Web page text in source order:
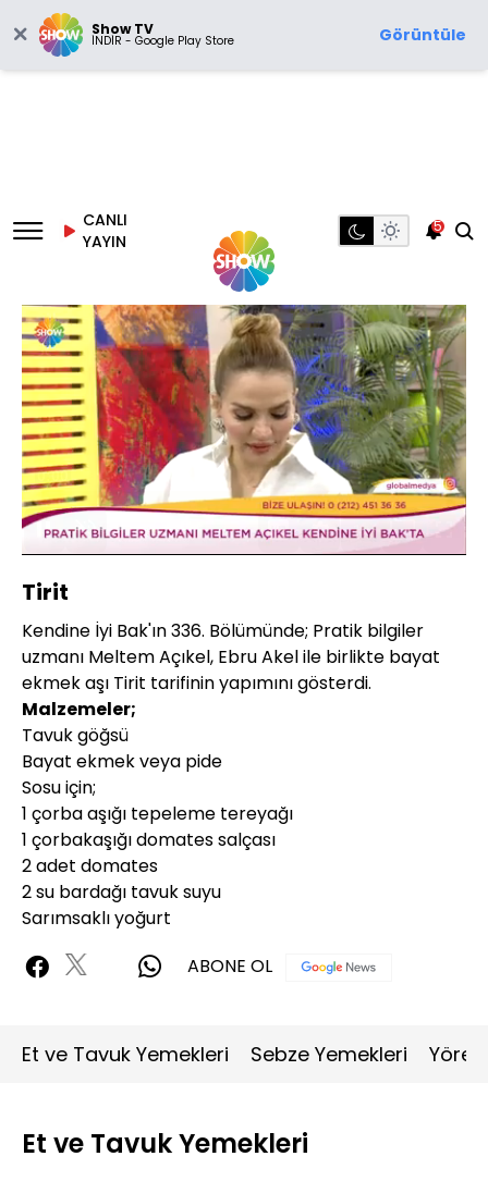
Show TV
İNDİR - Google Play Store Görüntüle
CANLI
YAYIN
5
Sesi
Aç
Yüklendi :
3.05%
Oynatma
Hızı
Tirit
Kendine İyi Bak'ın 336. Bölümünde; Pratik bilgiler
uzmanı Meltem Açıkel, Ebru Akel ile birlikte bayat
ekmek aşı Tirit tarifinin yapımını gösterdi.
Malzemeler;
Tavuk göğsü
Bayat ekmek veya pide
Sosu için;
1 çorba aşığı tepeleme tereyağı
1 çorbakaşığı domates salçası
2 adet domates
2 su bardağı tavuk suyu
Sarımsaklı yoğurt
ABONE OL
Et ve Tavuk Yemekleri Sebze Yemekleri
Et ve Tavuk Yemekleri